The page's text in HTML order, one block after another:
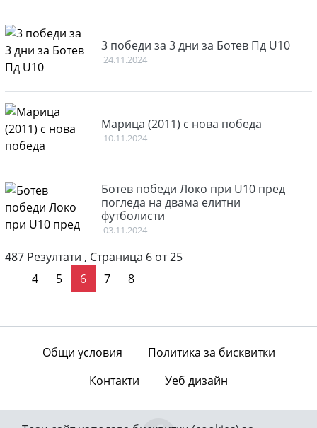
3 победи за 3 дни за Ботев Пд U10
24.11.2024
Марица (2011) с нова победа
10.11.2024
Ботев победи Локо при U10 пред
погледа на двама елитни
футболисти
03.11.2024
487 Резултати , Страница 6 от 25
пътва стр.
4 5 6 7 8
Общи условия
Политика за бисквитки
Контакти
Уеб дизайн